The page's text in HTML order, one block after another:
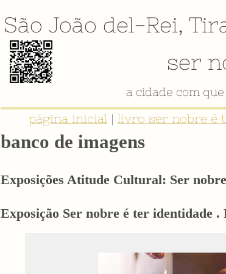
São João del-Rei,
ser
a cidade com
página inicial | livro ser nobre é
banco de imagens
Exposições Atitude Cultural: Ser
Exposição Ser nobre é ter identidade